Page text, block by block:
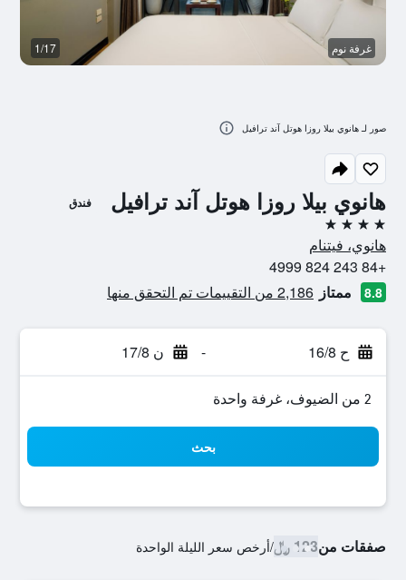
هانوي بيلا روزا هوتل آند ترافيل فندق
4 نجوم
هانوي، فيتنام
+84 243 824 4999
8.8 ممتاز 2,186 من التقييمات تم التحقق منها
ح 16/8 - ن 17/8
2 من الضيوف، غرفة واحدة
بحث
صفقات من123 ﷼ /أرخص سعر الليلة الواحدة
غرفة نوم 1/17
صور لـ هانوي بيلا روزا هوتل آند ترافيل